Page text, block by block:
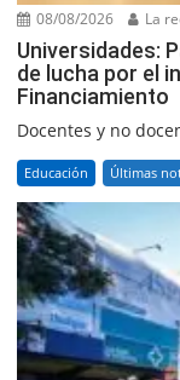
08/08/2026 La
Universidades:
de lucha por el
Financiamiento
Docentes y no
Educación Últimas